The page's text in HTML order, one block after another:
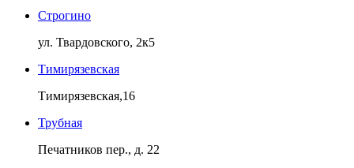
Строгино
ул. Твардовского, 2к5
Тимирязевская
Тимирязевская,16
Трубная
Печатников пер., д. 22